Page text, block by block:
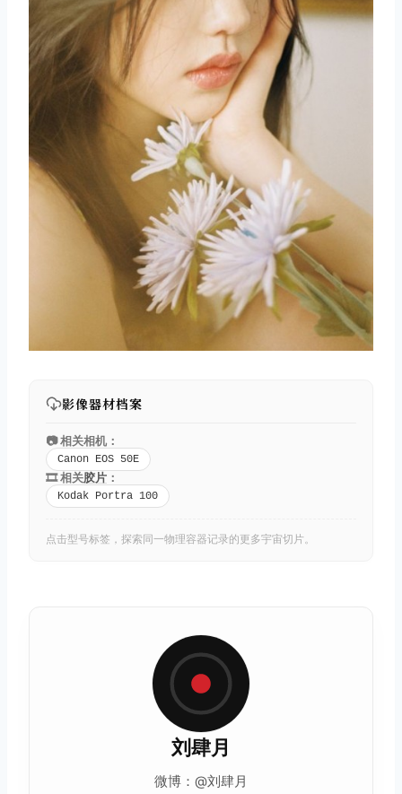
影像器材档案
📷 相关相机：
Canon EOS 50E
🎞️ 相关胶片 ：
Kodak Portra 100
点击型号标签，探索同一物理容器记录的更多宇宙切片。
刘肆月
微博：@刘肆月